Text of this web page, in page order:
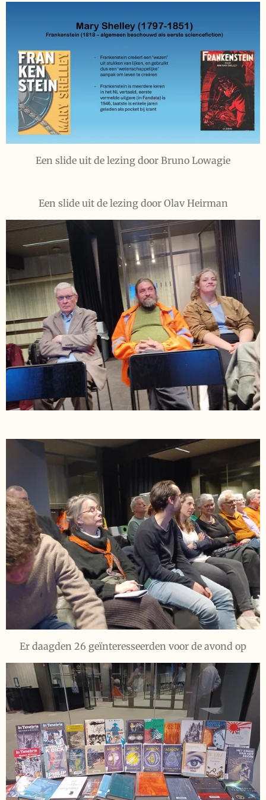
Een slide uit de lezing door Bruno Lowagie
Een slide uit de lezing door Olav Heirman
Er daagden 26 geïnteresseerden voor de avond op